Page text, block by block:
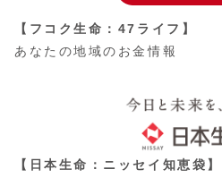
【フコク生命：47ライフ】
あなたの地域のお金情報
【日本生命：ニッセイ知恵袋】